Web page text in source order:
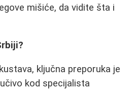
mišiće, da vidite šta i
ključna preporuka je
kod specijalista